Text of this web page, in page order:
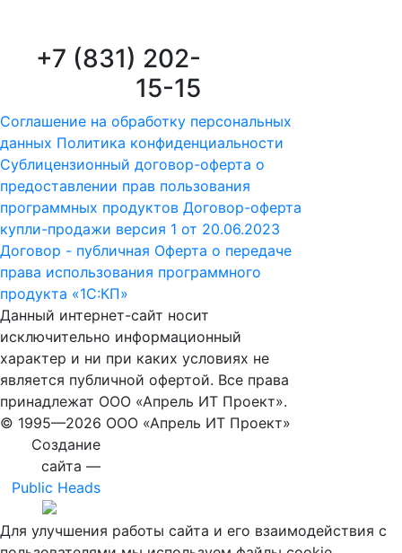
+7 (831) 202-
15-15
Соглашение на обработку персональных
данных Политика конфиденциальности
Сублицензионный договор-оферта о
предоставлении прав пользования
программных продуктов Договор-оферта
купли-продажи версия 1 от 20.06.2023
Договор - публичная Оферта о передаче
права использования программного
продукта «1С:КП»
Данный интернет-сайт носит
исключительно информационный
характер и ни при каких условиях не
является публичной офертой. Все права
принадлежат ООО «Апрель ИТ Проект».
© 1995—2026 ООО «Апрель ИТ Проект»
Создание
сайта —
Public Heads
Для улучшения работы сайта и его взаимодействия с